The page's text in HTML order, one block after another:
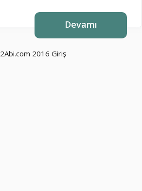
Devamı
2Abi.com 2016 Giriş